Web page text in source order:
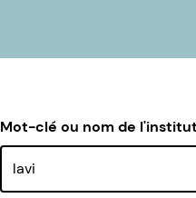
Mot-clé ou nom de